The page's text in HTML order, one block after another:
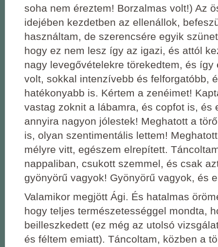
soha nem éreztem! Borzalmas volt!) Az
idejében kezdetben az ellenállok,
használtam, de szerencsére egyik
hogy ez nem lesz így az igazi, és attól
nagy levegővételekre törekedtem, és így
volt, sokkal intenzívebb és felforgatóbb,
hatékonyabb is. Kértem a zenéimet!
vastag zoknit a lábamra, és copfot is, és
annyira nagyon jólestek! Meghatott a
is, olyan szentimentális lettem!
mélyre vitt, egészem elrepített.
nappaliban, csukott szemmel, és csak
gyönyörű vagyok! Gyönyörű vagyok, és
Valamikor megjött Ági. És hatalmas
hogy teljes természetességgel mondta,
beilleszkedett (ez még az utolsó
és féltem emiatt). Táncoltam, közben a